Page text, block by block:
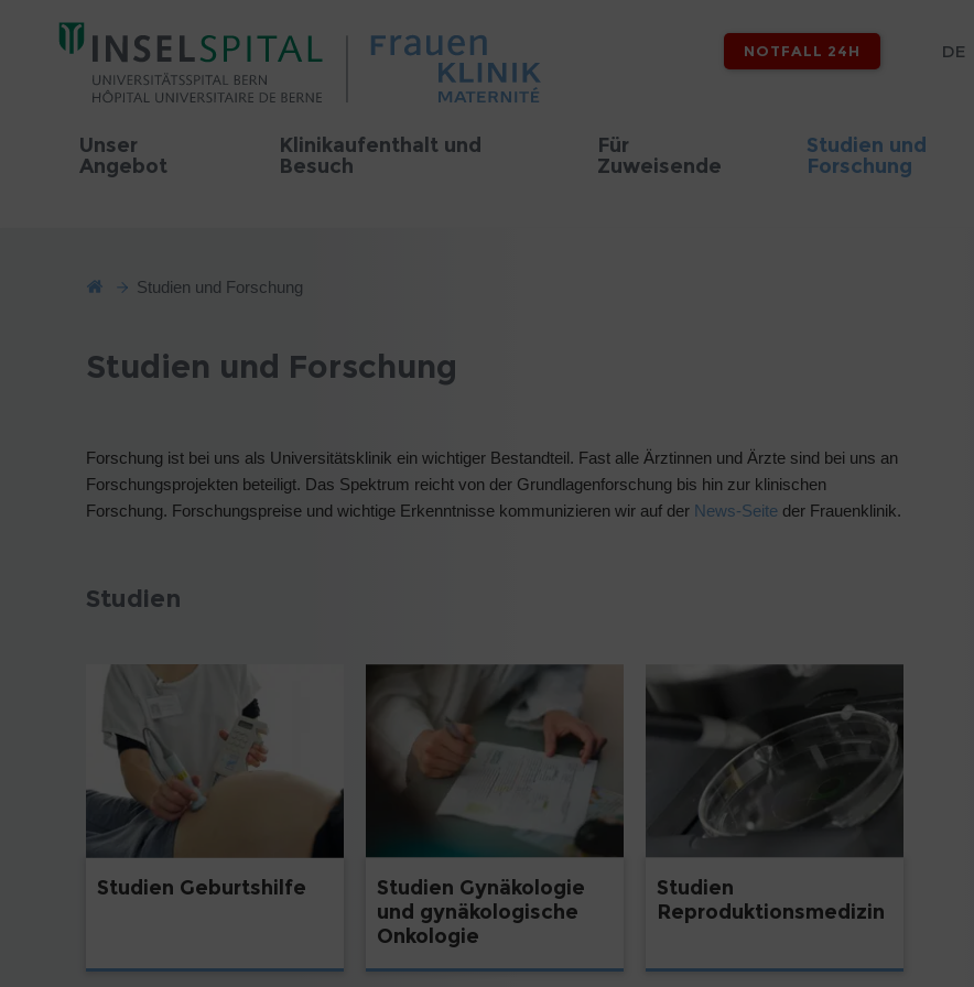
NOTFALL 24H DE
Unser
Angebot
Klinikaufenthalt und
Besuch
Für
Zuweisende
Studien und
Forschung
Studien und Forschung
Studien und Forschung
Forschung ist bei uns als Universitätsklinik ein wichtiger Bestandteil. Fast alle Ärztinnen und Ärzte sind bei uns an
Forschungsprojekten beteiligt. Das Spektrum reicht von der Grundlagenforschung bis hin zur klinischen
Forschung. Forschungspreise und wichtige Erkenntnisse kommunizieren wir auf der News-Seite der Frauenklinik.
Studien
Studien Geburtshilfe
Studien Gynäkologie
und gynäkologische
Onkologie
Studien
Reproduktionsmedizin